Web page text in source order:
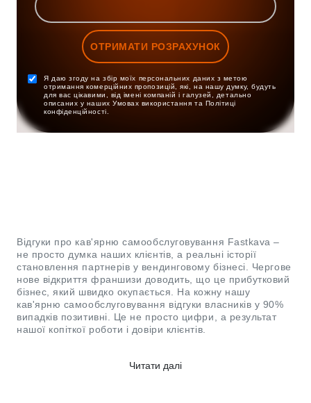
ОТРИМАТИ РОЗРАХУНОК
Я даю згоду на збір моїх персональних даних з метою
отримання комерційних пропозицій, які, на нашу думку, будуть
для вас цікавими, від імені компаній і галузей, детально
описаних у наших Умовах використання та Політиці
конфіденційності.
Відгуки про кав'ярню самообслуговування Fastkava –
не просто думка наших клієнтів, а реальні історії
становлення партнерів у вендинговому бізнесі. Чергове
нове відкриття франшизи доводить, що це прибутковий
бізнес, який швидко окупається. На кожну нашу
кав'ярню самообслуговування відгуки власників у 90%
випадків позитивні. Це не просто цифри, а результат
нашої копіткої роботи і довіри клієнтів.
Читати далі